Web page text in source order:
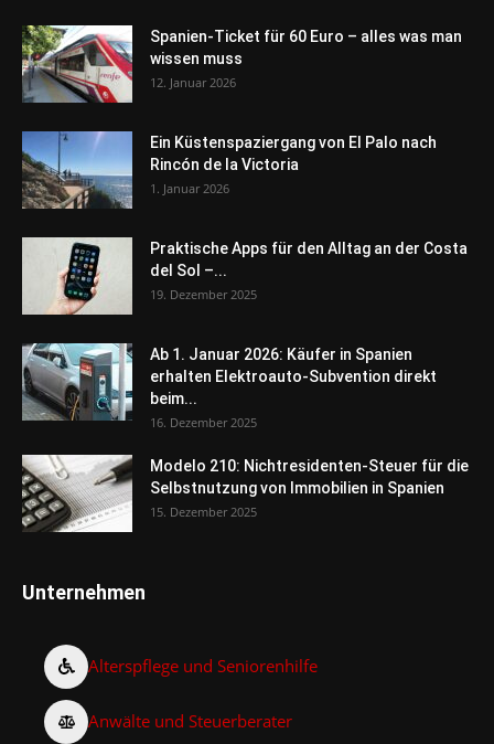
Spanien-Ticket für 60 Euro – alles was man
wissen muss
12. Januar 2026
Ein Küstenspaziergang von El Palo nach
Rincón de la Victoria
1. Januar 2026
Praktische Apps für den Alltag an der Costa
del Sol –...
19. Dezember 2025
Ab 1. Januar 2026: Käufer in Spanien
erhalten Elektroauto-Subvention direkt
beim...
16. Dezember 2025
Modelo 210: Nichtresidenten-Steuer für die
Selbstnutzung von Immobilien in Spanien
15. Dezember 2025
Unternehmen
Alterspflege und Seniorenhilfe
Anwälte und Steuerberater